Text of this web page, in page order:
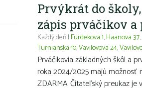
Prvýkrát do
zápis prváčikov
Každý deň | Furdekova 1,Haanova 37,
Turnianska 10,Vavilovova 24,
Prváčikovia základných škôl a
roka 2024/2025 majú možnosť
ZDARMA. Čitateľský preukaz je